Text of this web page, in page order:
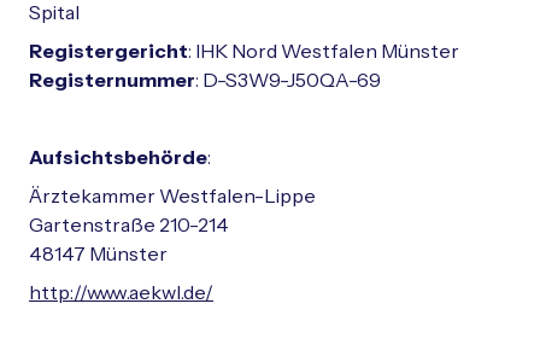
Spital
Registergericht: IHK Nord Westfalen Münster
Registernummer: D-S3W9-J50QA-69
Aufsichtsbehörde:
Ärztekammer Westfalen-Lippe
Gartenstraße 210-214
48147 Münster
http://www.aekwl.de/